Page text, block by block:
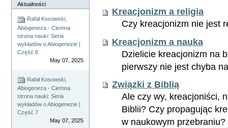
Aktualności
Rafał Kosowski,
Abiogeneza - Ciemna
strona nauki: Seria
wykładów o Abiogenezie |
Część 8
May 07, 2025
Rafał Kosowski,
Abiogeneza - Ciemna
strona nauki: Seria
wykładów o Abiogenezie |
Część 7
May 07, 2025
Kreacjonizm a religia
Czy kreacjonizm nie jest
Kreacjonizm a nauka
Dzielicie kreacjonizm na
pierwszy nie jest chyba
Związki z Biblią
Ale czy wy, kreacjoniści,
Biblii? Czy propagując
w naukowym